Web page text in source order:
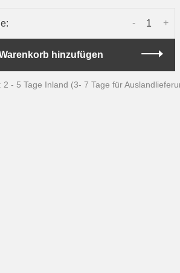
+
-
hinzufügen
2 - 5 Tage Inland (3- 7 Tage für